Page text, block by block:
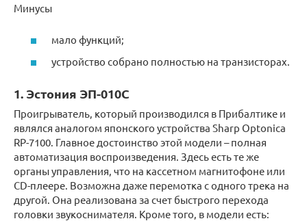
Минусы
мало функций;
устройство собрано полностью на транзисторах.
1. Эстония ЭП-010С
Проигрыватель, который производился в Прибалтике и
являлся аналогом японского устройства Sharp Optonica
RP-7100. Главное достоинство этой модели – полная
автоматизация воспроизведения. Здесь есть те же
органы управления, что на кассетном магнитофоне или
CD-плеере. Возможна даже перемотка с одного трека на
другой. Она реализована за счет быстрого перехода
головки звукоснимателя. Кроме того, в модели есть: